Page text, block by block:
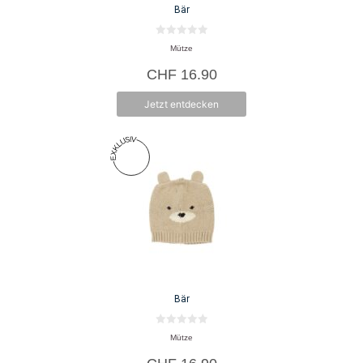
Bär
n
5
Mütze
CHF16.90
Jetzt entdecken
Bär
Mütze